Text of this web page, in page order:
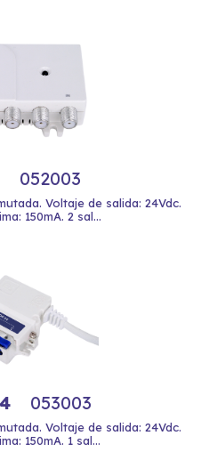
052003
Voltaje de salida: 24Vdc.
150mA. 2 sal...
053003
Voltaje de salida: 24Vdc.
150mA. 1 sal...